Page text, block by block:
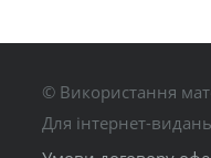
© Використання
Для інтернет-